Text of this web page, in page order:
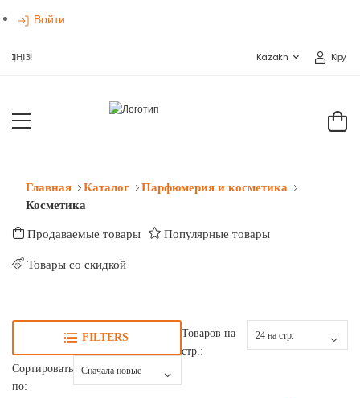
Войти
Kazakh Кіру
Главная Каталог
Парфюмерия и косметика
Косметика
Продаваемые товары Популярные товары
Товары со скидкой
FILTERS
Сортировать
по:
Товаров на
стр.: